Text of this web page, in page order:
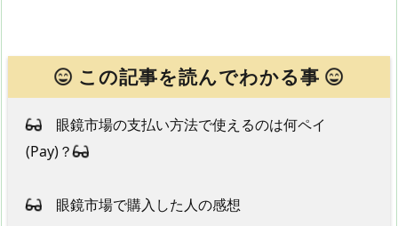
この記事を読んでわかる事
眼鏡市場の支払い方法で使えるのは何ペイ
(Pay)？
眼鏡市場で購入した人の感想